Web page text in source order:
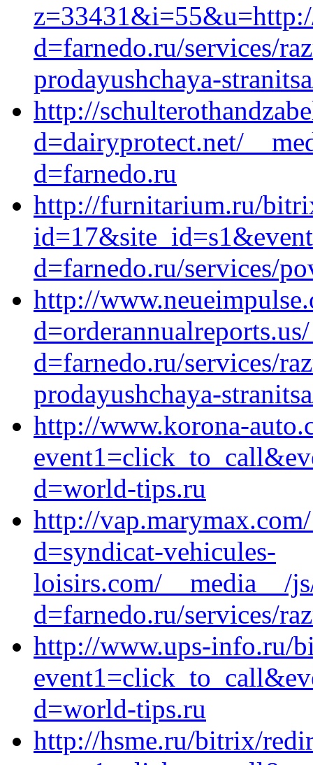
d=farnedo.ru/services/
prodayushchaya-
http://
d=dairyprotect.net/
d=farnedo.ru
http://furnitarium.ru/
d=farnedo.ru/services/
http://
d=farnedo.ru/services/
prodayushchaya-
http://www.korona-
d=world-tips.ru
http://
d=syndicat-vehicules-
loisirs.com/__media__/
d=farnedo.ru/services/
http://www.ups-info.ru/
d=world-tips.ru
http://hsme.ru/bitrix/